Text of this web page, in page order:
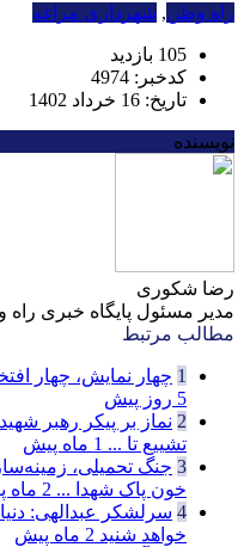
راه وطن, شهرداری مراغه
105 بازدید
کدخبر: 4974
تاریخ: 16 خرداد 1402
نویسنده
رضا شکوری
مدیر مسئول پایگاه خبری
مطالب مرتبط
1 چهار نمایش، چهار
5 روز پیش
2 نماز بر پیکر رهبر
تشییع تا ... 1 ماه پیش
3 جنگ تحمیلی،
خون پاک شهدا ... 2 ماه پیش
4 سرلشکر عبدالهی:
خواهد شنید 2 ماه پیش